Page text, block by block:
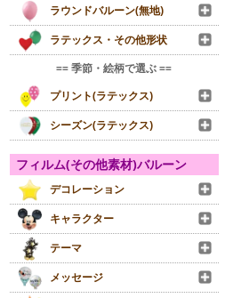
ラウンドバルーン(無地)
ラテックス・その他形状
== 季節・絵柄で選ぶ ==
プリント(ラテックス)
シーズン(ラテックス)
フィルム(その他素材)バルーン
デコレーション
キャラクター
テーマ
メッセージ